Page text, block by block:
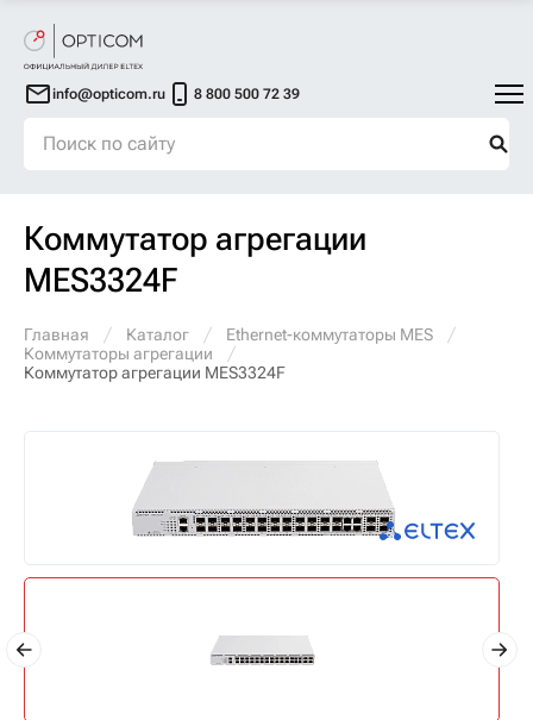
info@opticom.ru 8 800 500 72 39
Коммутатор агрегации
MES3324F
Главная Каталог
Ethernet-коммутаторы MES
Коммутаторы агрегации
Коммутатор агрегации MES3324F